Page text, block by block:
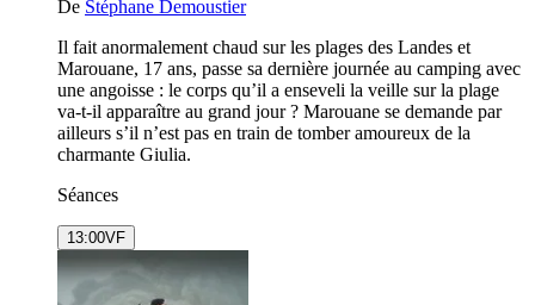
De Stéphane Demoustier
Il fait anormalement chaud sur les plages des Landes et
Marouane, 17 ans, passe sa dernière journée au camping avec
une angoisse : le corps qu’il a enseveli la veille sur la plage
va-t-il apparaître au grand jour ? Marouane se demande par
ailleurs s’il n’est pas en train de tomber amoureux de la
charmante Giulia.
Séances
13:00VF